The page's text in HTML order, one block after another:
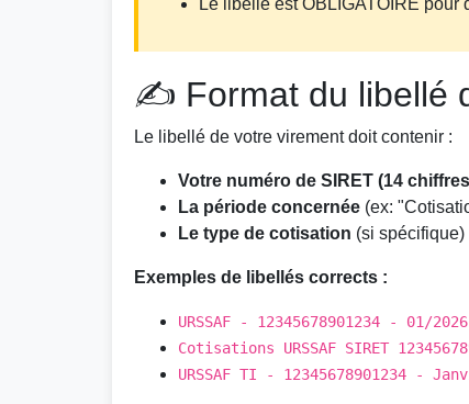
✍️ Format du libellé
Le libellé de votre virement doit contenir :
Votre numéro de SIRET (14
La période concernée (ex:
Le type de cotisation (si
Exemples de libellés corrects :
URSSAF - 12345678901234 - 01/2026
Cotisations URSSAF SIRET
URSSAF TI - 12345678901234 -